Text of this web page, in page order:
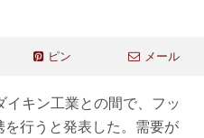
ピン メール
キン工業との間で、フッ
行うと発表した。需要が